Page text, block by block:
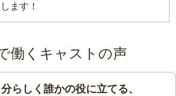
ます！
働くキャストの声
らしく誰かの役に立てる、